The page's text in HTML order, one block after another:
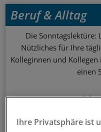
Beruf & Alltag
Die Sonntagslektüre:
Nützliches für Ihre
Kolleginnen und
einen
Zum
Ihre Privatsphäre ist